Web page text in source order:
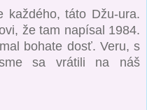
každého, táto Džu-ura.
že tam napísal 1984.
bohate dosť. Veru, s
sa vrátili na náš